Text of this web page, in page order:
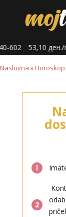
602 53,10 ден./
Naslovna »Horoskop
l
2